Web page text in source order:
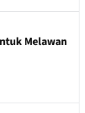
Melawan